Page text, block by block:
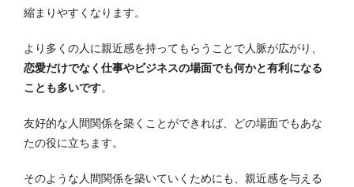
縮まりやすくなります。
より多くの人に親近感を持ってもらうことで人脈が広がり、
恋愛だけでなく仕事やビジネスの場面でも何かと有利になる
ことも多いです。
友好的な人間関係を築くことができれば、どの場面でもあな
たの役に立ちます。
そのような人間関係を築いていくためにも、親近感を与える